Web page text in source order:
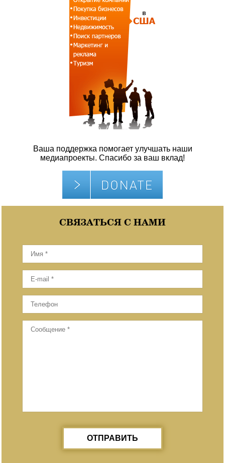
Ваша поддержка помогает улучшать наши
медиапроекты. Спасибо за ваш вклад!
СВЯЗАТЬСЯ С НАМИ
ОТПРАВИТЬ